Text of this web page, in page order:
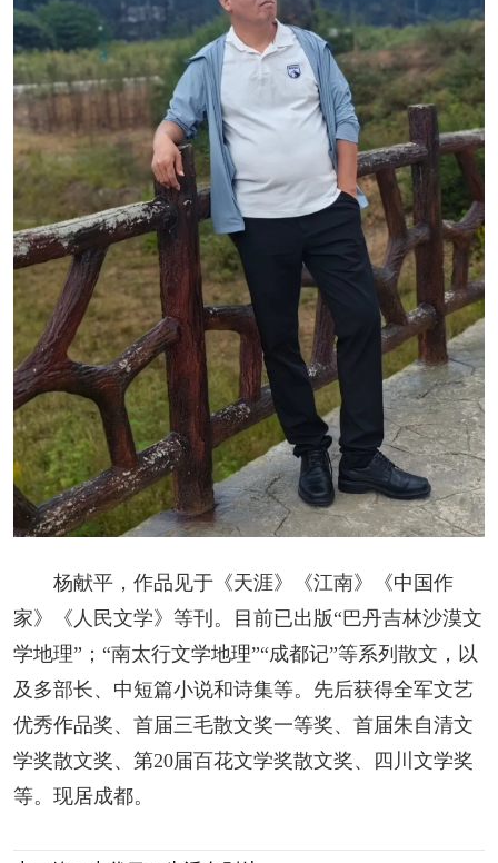
杨献平，作品见于《天涯》《江南》《中国作
家》《人民文学》等刊。目前已出版“巴丹吉林沙漠文
学地理”；“南太行文学地理”“成都记”等系列散文，以
及多部长、中短篇小说和诗集等。先后获得全军文艺
优秀作品奖、首届三毛散文奖一等奖、首届朱自清文
学奖散文奖、第20届百花文学奖散文奖、四川文学奖
等。现居成都。